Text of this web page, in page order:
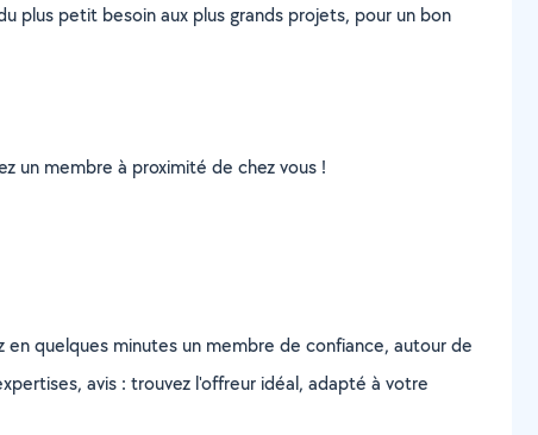
plus petit besoin aux plus grands projets, pour un bon
un membre à proximité de chez vous !
quelques minutes un membre de confiance, autour de
avis : trouvez l'offreur idéal, adapté à votre